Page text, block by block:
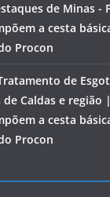
de Minas -
a cesta
Procon
de
Caldas e região
a cesta
Procon